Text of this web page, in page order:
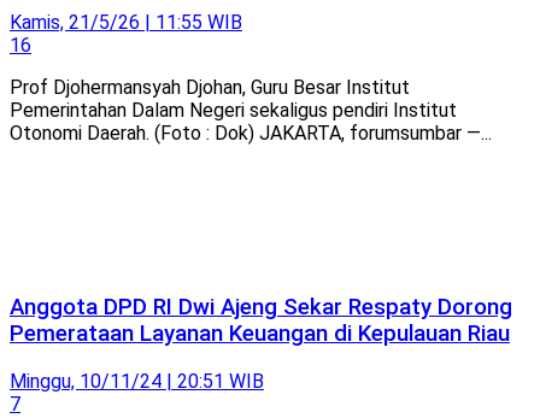
Kamis, 21/5/26 | 11:55 WIB
16
Prof Djohermansyah Djohan, Guru Besar Institut
Pemerintahan Dalam Negeri sekaligus pendiri Institut
Otonomi Daerah. (Foto : Dok) JAKARTA, forumsumbar —...
Anggota DPD RI Dwi Ajeng Sekar Respaty Dorong
Pemerataan Layanan Keuangan di Kepulauan Riau
Minggu, 10/11/24 | 20:51 WIB
7